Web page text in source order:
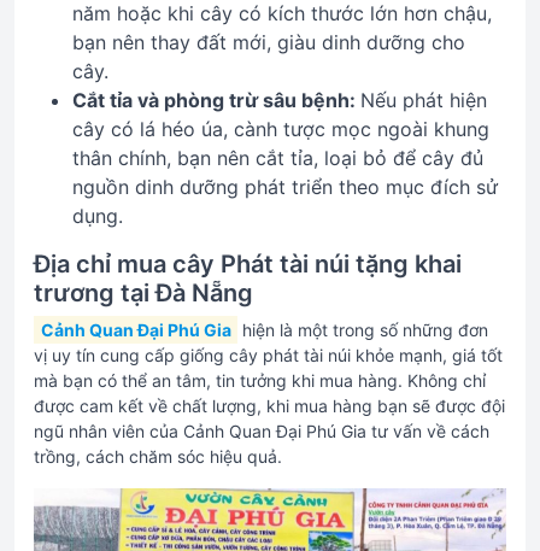
năm hoặc khi cây có kích thước lớn hơn chậu,
bạn nên thay đất mới, giàu dinh dưỡng cho
cây.
Cắt tỉa và phòng trừ sâu bệnh: Nếu phát hiện
cây có lá héo úa, cành tược mọc ngoài khung
thân chính, bạn nên cắt tỉa, loại bỏ để cây đủ
nguồn dinh dưỡng phát triển theo mục đích sử
dụng.
Địa chỉ mua cây Phát tài núi tặng khai
trương tại Đà Nẵng
Cảnh Quan Đại Phú Gia
hiện là một trong số những đơn
vị uy tín cung cấp giống cây phát tài núi khỏe mạnh, giá tốt
mà bạn có thể an tâm, tin tưởng khi mua hàng. Không chỉ
được cam kết về chất lượng, khi mua hàng bạn sẽ được đội
ngũ nhân viên của Cảnh Quan Đại Phú Gia tư vấn về cách
trồng, cách chăm sóc hiệu quả.